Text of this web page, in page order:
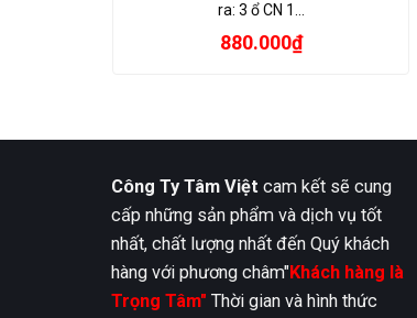
ra: 3 ổ CN 1…
880.000₫
Công Ty Tâm Việt cam kết sẽ cung
cấp những sản phẩm và dịch vụ tốt
nhất, chất lượng nhất đến Quý khách
hàng với phương châm"Khách hàng là
Trọng Tâm" Thời gian và hình thức